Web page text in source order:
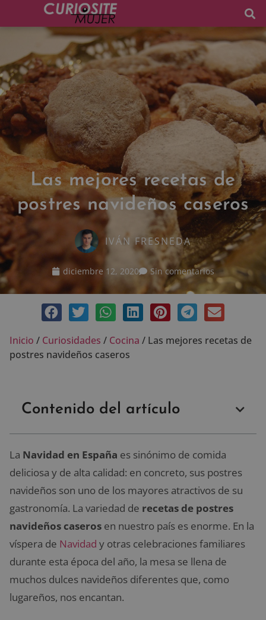
Las mejores recetas de
postres navideños caseros
IVÁN FRESNEDA
diciembre 12, 2020 Sin comentarios
Inicio / Curiosidades / Cocina / Las mejores recetas de
postres navideños caseros
Contenido del artículo
La Navidad en España es sinónimo de comida
deliciosa y de alta calidad: en concreto, sus postres
navideños son uno de los mayores atractivos de su
gastronomía. La variedad de recetas de postres
navideños caseros en nuestro país es enorme. En la
víspera de Navidad y otras celebraciones familiares
durante esta época del año, la mesa se llena de
muchos dulces navideños diferentes que, como
lugareños, nos encantan.